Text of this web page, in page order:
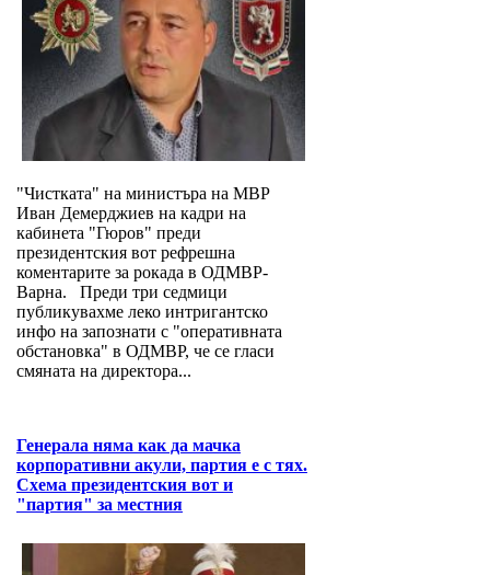
"Чистката" на министъра на МВР
Иван Демерджиев на кадри на
кабинета "Гюров" преди
президентския вот рефрешна
коментарите за рокада в ОДМВР-
Варна. Преди три седмици
публикувахме леко интригантско
инфо на запознати с "оперативната
обстановка" в ОДМВР, че се гласи
смяната на директора...
Генерала няма как да мачка
корпоративни акули, партия е с тях.
Схема президентския вот и
"партия" за местния